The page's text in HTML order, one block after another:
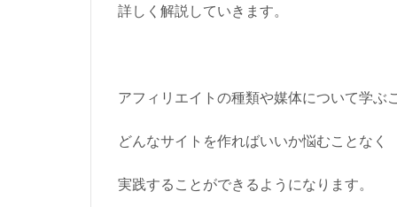
詳しく解説していきます。
アフィリエイトの種類や媒体について学ぶ
どんなサイトを作ればいいか悩むことなく
実践することができるようになります。